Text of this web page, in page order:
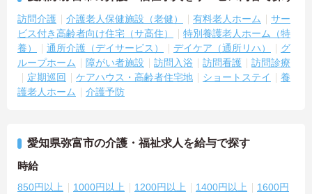
訪問介護 介護老人保健施設（老健） 有料老人ホーム
サー
ビス付き高齢者向け住宅（サ高住）
特別養護老人ホーム（特
養）
通所介護（デイサービス） デイケア（通所リハ）
グ
ループホーム
障がい者施設 訪問入浴 訪問看護
訪問診療
定期巡回
ケアハウス・高齢者住宅地 ショートステイ
養
護老人ホーム
介護予防
愛知県弥富市の介護・福祉求人を給与で探す
時給
850円以上 1000円以上 1200円以上 1400円以上
1600円